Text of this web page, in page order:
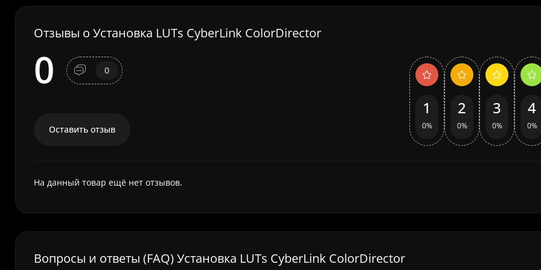
Отзывы о Установка LUTs CyberLink ColorDirector
0 0
Оставить отзыв
1
0%
2
0%
3
0%
4
0%
На данный товар ещё нет отзывов.
Вопросы и ответы (FAQ) Установка LUTs CyberLink ColorDirector